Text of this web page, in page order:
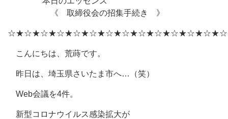
《 取締役会の招集手続き 》
こんにちは、荒蒔です。
昨日は、埼玉県さいたま市へ…（笑）
Web会議を4件。
新型コロナウイルス感染拡大が